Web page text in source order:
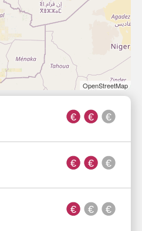
OpenStreetMap